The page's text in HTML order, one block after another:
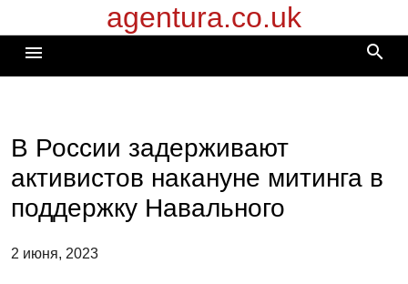
к
содержимому
agentura.co.uk
menu search
В России задерживают
активистов накануне митинга в
поддержку Навального
2 июня, 2023